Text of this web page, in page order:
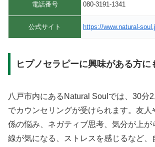
電話番号 080-3191-1341
公式サイト https://www.natural-
ヒプノセラピーに興味がある方に
八戸市内にあるNatural Soulでは、30分
でカウンセリングが受けられます。友人
係の悩み、ネガティブ思考、気分が上が
線が気になる、ストレスを感じるなど、